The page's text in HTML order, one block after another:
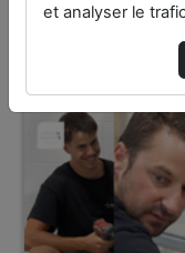
Direction de tri
00:07:45
et analyser le